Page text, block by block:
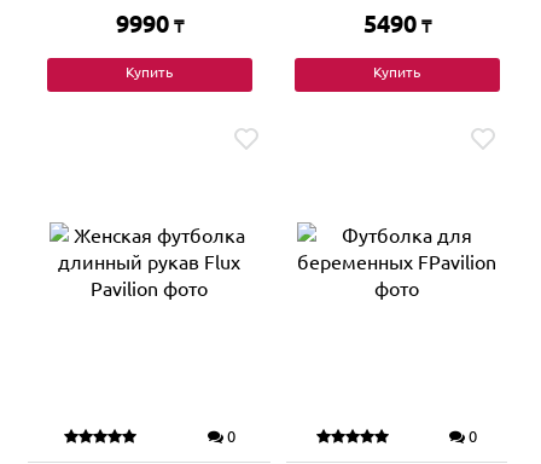
9990 ₸
Купить
5490 ₸
Купить
0 0